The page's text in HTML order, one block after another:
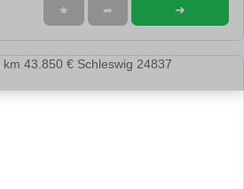
★ ➦ ➜